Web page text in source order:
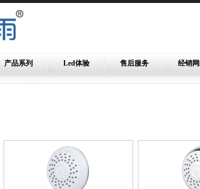
产品系列 Led体验 售后服务 经销